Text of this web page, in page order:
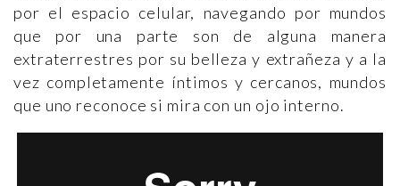
por el espacio celular, navegando por mundos
que por una parte son de alguna manera
extraterrestres por su belleza y extrañeza y a la
vez completamente íntimos y cercanos, mundos
que uno reconoce si mira con un ojo interno.